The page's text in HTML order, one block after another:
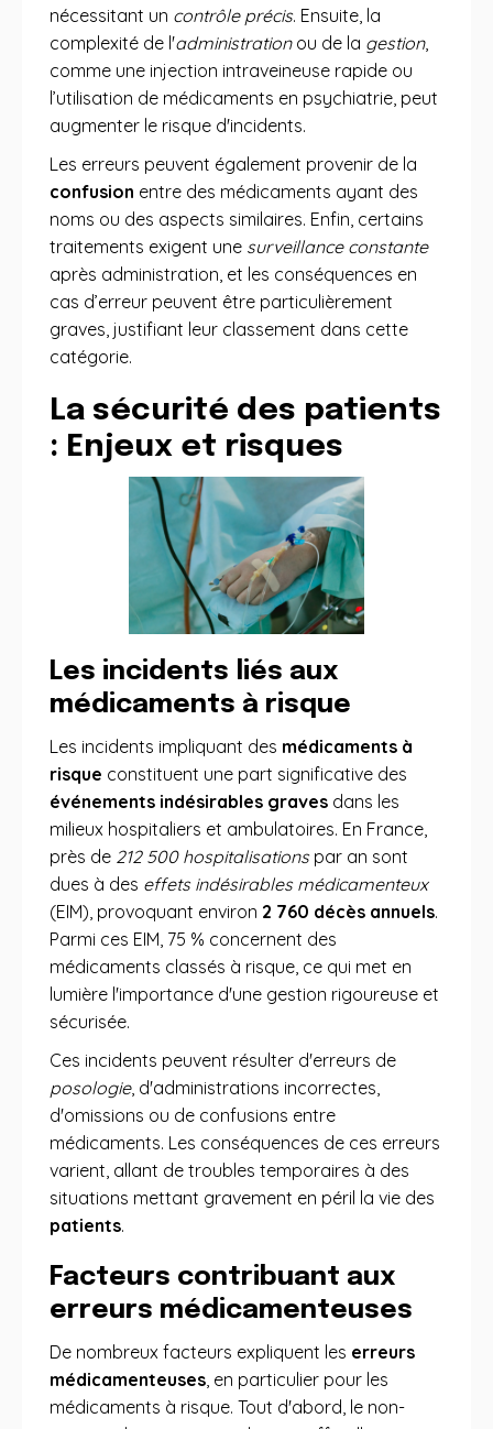
nécessitant un contrôle précis. Ensuite, la
complexité de l'administrationou de la gestion,
comme une injection intraveineuse rapide ou
l’utilisation de médicaments en psychiatrie, peut
augmenter le risque d'incidents.
Les erreurs peuvent également provenir de la
confusion entre des médicaments ayant des
noms ou des aspects similaires. Enfin, certains
traitements exigent une surveillance constante
après administration, et les conséquences en
cas d’erreur peuvent être particulièrement
graves, justifiant leur classement dans cette
catégorie.
La sécurité des patients
: Enjeux et risques
Les incidents liés aux
médicaments à risque
Les incidents impliquant des médicaments à
risque constituent une part significative des
événements indésirables graves dans les
milieux hospitaliers et ambulatoires. En France,
près de 212 500 hospitalisationspar an sont
dues à des effets indésirables médicamenteux
(EIM), provoquant environ 2 760 décès annuels.
Parmi ces EIM, 75 % concernent des
médicaments classés à risque, ce qui met en
lumière l'importance d'une gestion rigoureuse et
sécurisée.
Ces incidents peuvent résulter d'erreurs de
posologie, d'administrations incorrectes,
d'omissions ou de confusions entre
médicaments. Les conséquences de ces erreurs
varient, allant de troubles temporaires à des
situations mettant gravement en péril la vie des
patients.
Facteurs contribuant aux
erreurs médicamenteuses
De nombreux facteurs expliquent les erreurs
médicamenteuses, en particulier pour les
médicaments à risque. Tout d'abord, le non-